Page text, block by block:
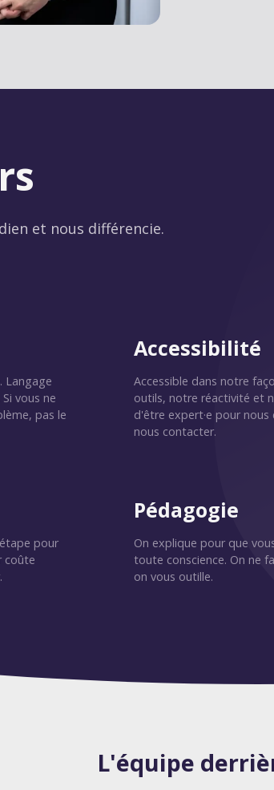
et nous différencie.
Langage
vous ne
pas le
Accessibilité
Accessible dans notre
outils, notre réactivité et
d'être expert·e pour
nous contacter.
pour
coûte
Pédagogie
On explique pour que
toute conscience. On ne
on vous outille.
L'équipe